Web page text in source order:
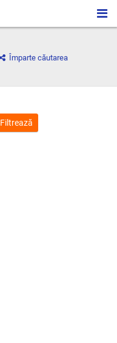
Împarte căutarea
Filtrează